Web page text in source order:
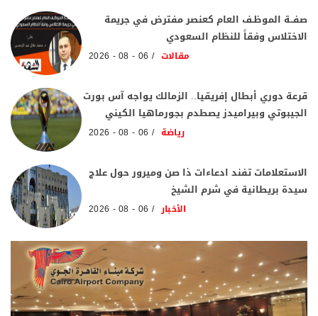
صفــة الموظـف العام كعنصر مفترض في جريمة
الاختلاس وفقاً للنظام السعودي
مقالات 06 - 08 - 2026
قرعة دوري أبطال إفريقيا.. الزمالك يواجه آس بورت
الجيبوتي وبيراميدز يصطدم بجورماهيا الكيني
رياضة 06 - 08 - 2026
الاستعلامات تفند ادعاءات ذا صن وميرور حول علاج
سيدة بريطانية في شرم الشيخ
الأخبار 06 - 08 - 2026